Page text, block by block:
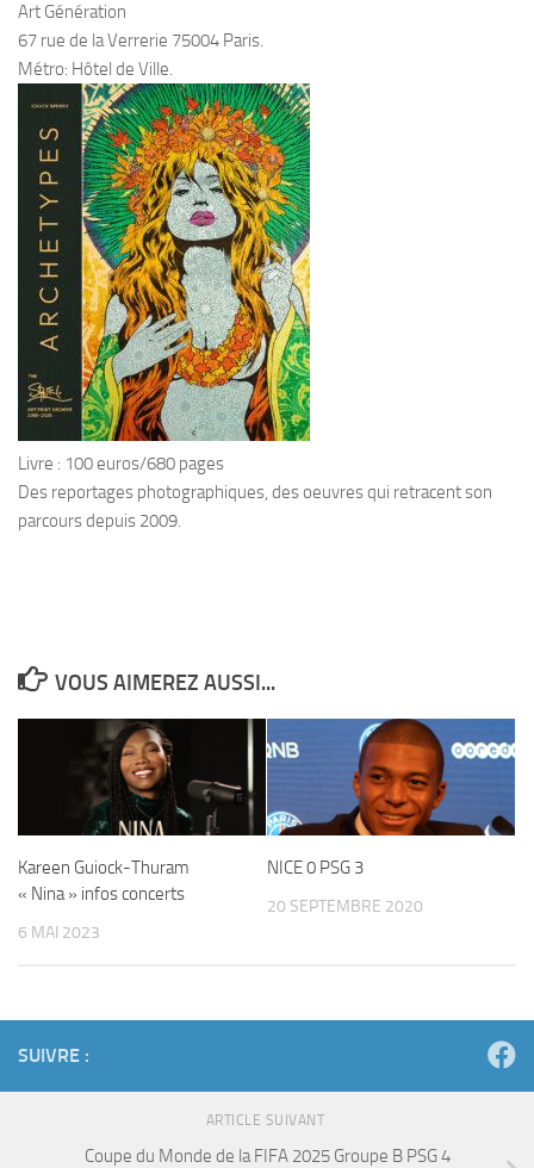
Art Génération
67 rue de la Verrerie 75004 Paris.
Métro: Hôtel de Ville.
Livre : 100 euros/680 pages
Des reportages photographiques, des oeuvres qui retracent son
parcours depuis 2009.
VOUS AIMEREZ AUSSI...
Kareen Guiock-Thuram
« Nina » infos concerts
6 MAI 2023
NICE 0 PSG 3
20 SEPTEMBRE 2020
SUIVRE :
ARTICLE SUIVANT
Coupe du Monde de la FIFA 2025 Groupe B PSG 4